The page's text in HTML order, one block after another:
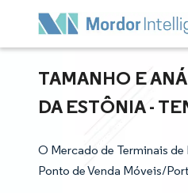
TAMANHO E
DA ESTÔNIA -
O Mercado de Terminais
Ponto de Venda Móveis/